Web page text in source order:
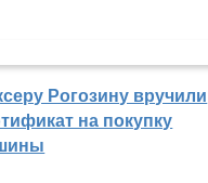
Рогозину вручили
на покупку